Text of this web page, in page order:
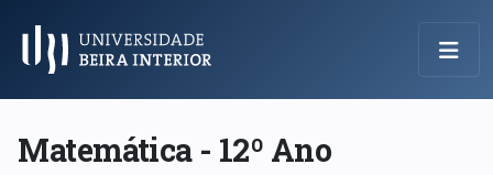
Menu Principal
Matemática - 12º Ano